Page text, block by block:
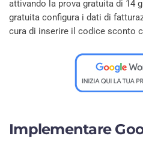
attivando la prova gratuita di 14
gratuita configura i dati di
cura di inserire il codice sconto
Implementare